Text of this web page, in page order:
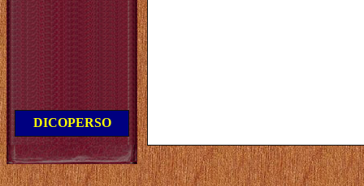
DICOPERSO